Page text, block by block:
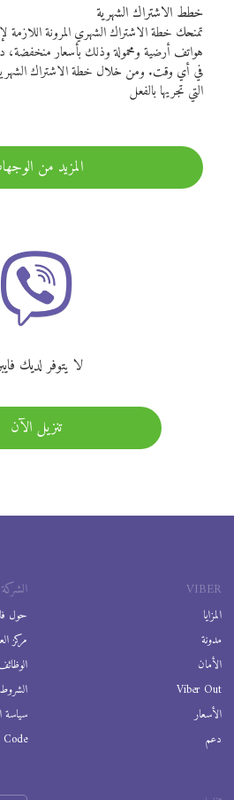
خطط الاشتراك الشهرية
تمنحك خطة الاشتراك الشهري المرونة اللازمة
هواتف أرضية ومحمولة وذلك بأسعار
في أي وقت. ومن خلال خطة الاشتراك الشهرية،
التي تجريها بالفعل
المزيد من
لا يتوفر لديك
تنزيل الآن
VIBER
المزايا
مدونة
الأمان
Viber Out
الأسعار
دعم
الشركة
حول
مركز
سياسة
Code